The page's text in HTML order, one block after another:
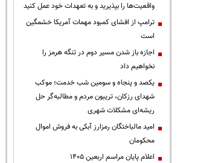
واقعیت‌ها را بپذیرید و به تعهدات خود عمل کنید
ترامپ از افشای کمبود مهمات آمریکا خشمگین
است
اجازه باز شدن مسیر دوم در تنگه هرمز را
نخواهیم داد
یکصد و پنجاه و سومین شب خدمت؛ موکب
شهدای رزکان، تریبون مردم و مطالبه‌گر حل
ریشه‌ای مشکلات شهری
امید مالباختگان رمزارز آبکی به فروش اموال
محکومان
اعلام پایان مراسم اربعین ۱۴۰۵